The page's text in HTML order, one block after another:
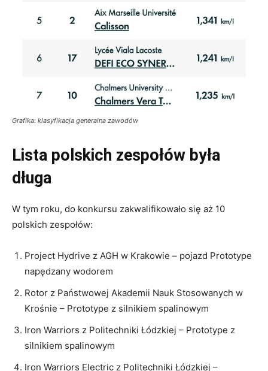
Grafika: klasyfikacja generalna zawodów
długa
W tym roku, do konkursu zakwalifikowało się aż 10
polskich zespołów:
Project Hydrive z AGH w Krakowie – pojazd Prototype